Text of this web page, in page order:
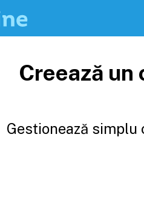
Creează
Gestionează